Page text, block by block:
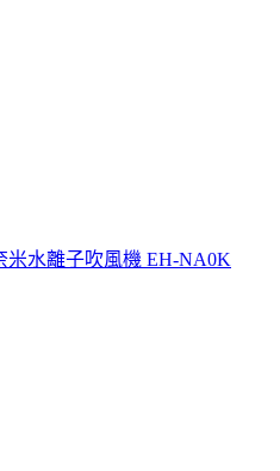
米水離子吹風機 EH-NA0K